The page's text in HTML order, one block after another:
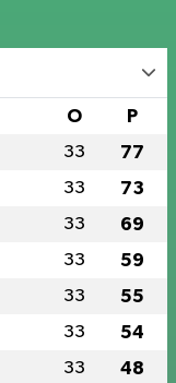
O P
33 77
33 73
33 69
33 59
33 55
33 54
33 48